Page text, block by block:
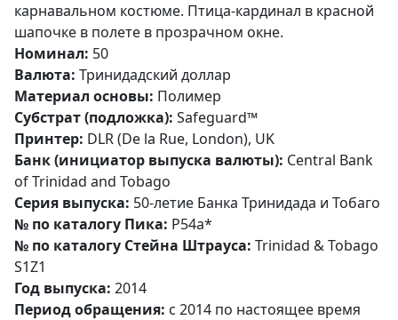
карнавальном костюме. Птица-кардинал в красной
шапочке в полете в прозрачном окне.
Номинал: 50
Валюта: Тринидадский доллар
Материал основы: Полимер
Субстрат (подложка): Safeguard™
Принтер: DLR (De la Rue, London), UK
Банк (инициатор выпуска валюты): Central Bank
of Trinidad and Tobago
Серия выпуска: 50-летие Банка Тринидада и Тобаго
№ по каталогу Пика: P54a*
№ по каталогу Стейна Штрауса: Trinidad & Tobago
S1Z1
Год выпуска: 2014
Период обращения: с 2014 по настоящее время